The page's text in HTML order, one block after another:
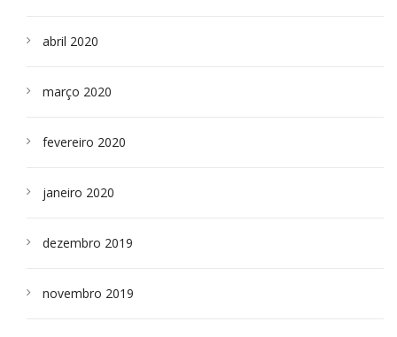
abril 2020
março 2020
fevereiro 2020
janeiro 2020
dezembro 2019
novembro 2019